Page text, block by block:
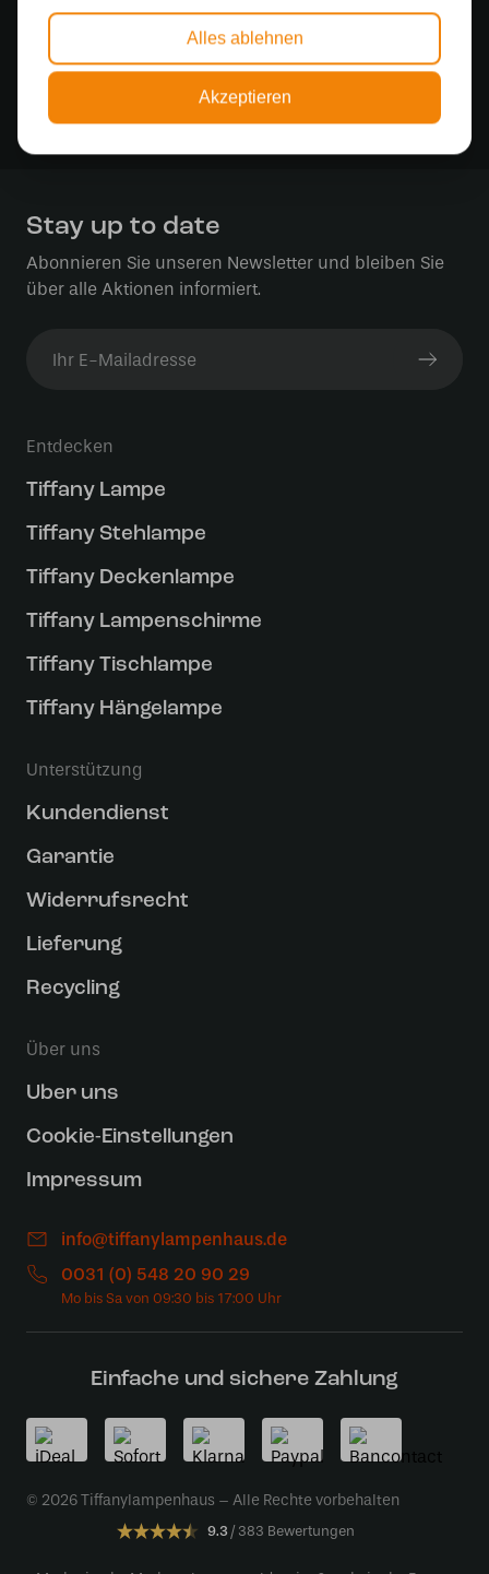
Kostenlose Lichtquellen
Die Bestellung umfasst die Lichtquelle
Sichere Online-Zahlung
Sichere Zahlung im Anschluss mit Klarna
Stay up to date
Abonnieren Sie unseren Newsletter und bleiben Sie
über alle Aktionen informiert.
Entdecken
Tiffany Lampe
Tiffany Stehlampe
Tiffany Deckenlampe
Tiffany Lampenschirme
Tiffany Tischlampe
Tiffany Hängelampe
Unterstützung
Kundendienst
Garantie
Widerrufsrecht
Lieferung
Recycling
Über uns
Uber uns
Cookie-Einstellungen
Impressum
info@tiffanylampenhaus.de
0031 (0) 548 20 90 29
Einfache und sichere Zahlung
© 2026 Tiffanylampenhaus – Alle Rechte vorbehalten
9.3 383 Bewertungen
Alles ablehnen
Akzeptieren